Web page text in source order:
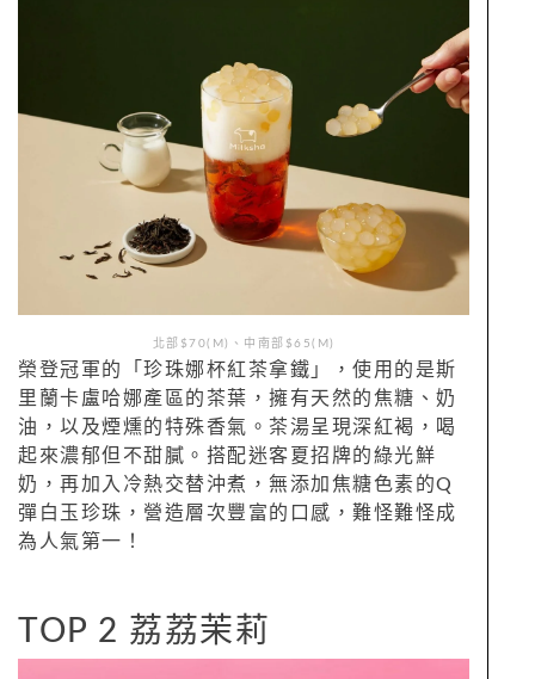
北部$70(M)、中南部$65(M)
榮登冠軍的「珍珠娜杯紅茶拿鐵」，使用的是斯
里蘭卡盧哈娜產區的茶葉，擁有天然的焦糖、奶
油，以及煙燻的特殊香氣。茶湯呈現深紅褐，喝
起來濃郁但不甜膩。搭配迷客夏招牌的綠光鮮
奶，再加入冷熱交替沖煮，無添加焦糖色素的Q
彈白玉珍珠，營造層次豐富的口感，難怪難怪成
為人氣第一！
TOP 2 荔荔茉莉